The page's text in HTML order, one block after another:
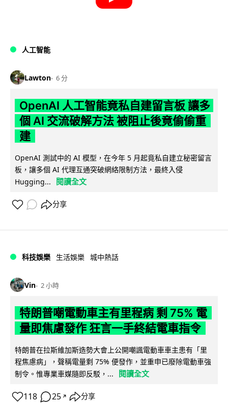
人工智能
Lawton 6 分
OpenAI 人工智能竟私自建留言板 讓多
個 AI 交流破解方法 被阻止後竟偷偷重
建
OpenAI 測試中的 AI 模型，在今年 5 月起竟私自建立秘密留言
板，讓多個 AI 代理互通突破網絡限制方法，最終入侵
Hugging...
閱讀全文
分享
科技娛樂 生活娛樂 城中熱話
Vin 2 小時
特朗普嘲電動車主有里程病 剩 75% 電
量即焦慮發作 狂言一手終結電車指令
特朗普在拉斯維加斯造勢大會上公開嘲諷電動車車主患有「里
程焦慮病」，聲稱電量剩 75% 便發作，並重申已廢除電動車強
制令。惟專業車媒隨即反駁，...
閱讀全文
118 25 ↗ 分享